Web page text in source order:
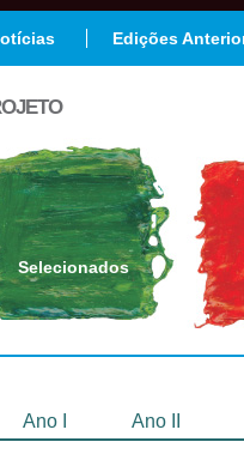
Edições
Selecionados
Ano I Ano II